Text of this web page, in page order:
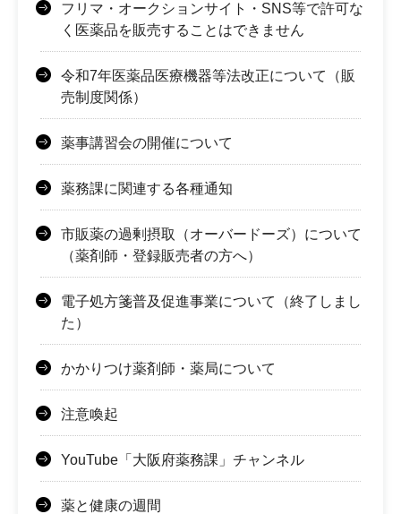
フリマ・オークションサイト・SNS等で許可な
く医薬品を販売することはできません
令和7年医薬品医療機器等法改正について（販
売制度関係）
薬事講習会の開催について
薬務課に関連する各種通知
市販薬の過剰摂取（オーバードーズ）について
（薬剤師・登録販売者の方へ）
電子処方箋普及促進事業について（終了しまし
た）
かかりつけ薬剤師・薬局について
注意喚起
YouTube「大阪府薬務課」チャンネル
薬と健康の週間